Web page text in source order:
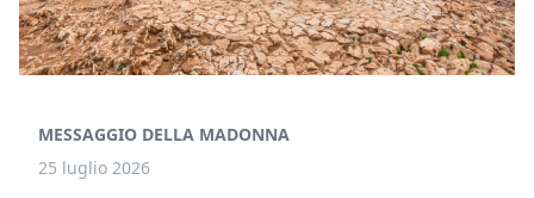
MESSAGGIO DELLA MADONNA
25 luglio 2026